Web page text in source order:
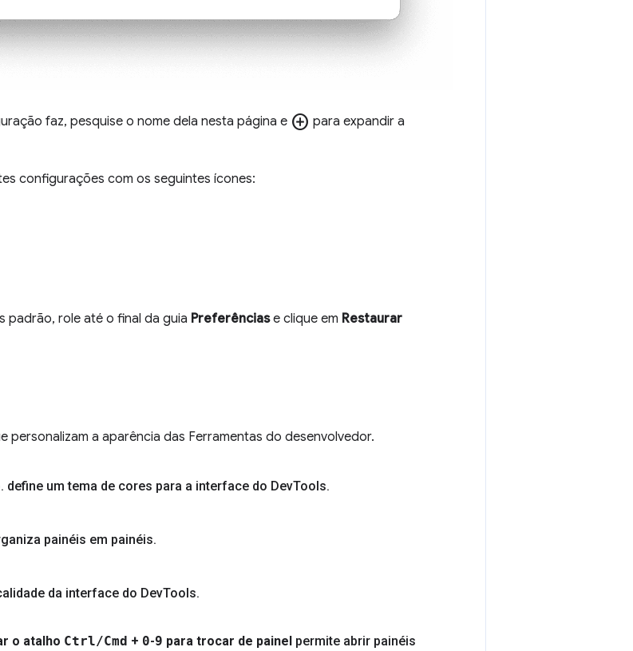
faz, pesquise o nome dela nesta página e add_circle para expandir a
configurações com os seguintes ícones:
padrão, role até o final da guia Preferênciase clique em Restaurar
personalizam a aparência das Ferramentas do desenvolvedor.
define um tema de cores para a interface do DevTools.
painéis em painéis.
da interface do DevTools.
o atalho Ctrl/Cmd + 0-9 para trocar de painel permite abrir painéis